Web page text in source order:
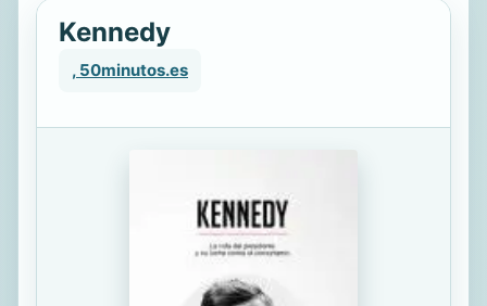
Kennedy
, 50minutos.es